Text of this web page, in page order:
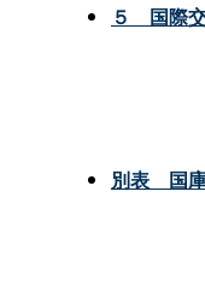
５ 国際
別表 国庫